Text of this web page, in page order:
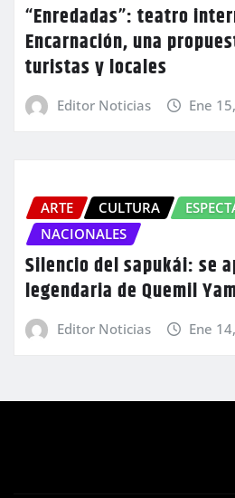
“Enredadas”: teatro
Encarnación, una
turistas y locales
Editor Noticias Ene
ARTE CULTURA
NACIONALES
Silencio del sapukái: se
legendaria de Quemil
Editor Noticias Ene